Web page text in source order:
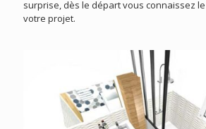
surprise, dès le départ vous connaissez
votre projet.